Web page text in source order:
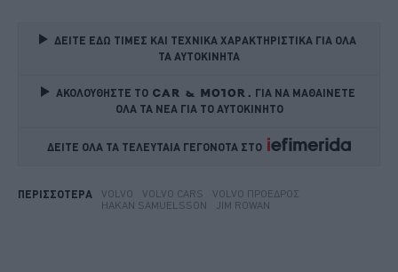
ΔΕΙΤΕ ΕΔΩ ΤΙΜΕΣ ΚΑΙ ΤΕΧΝΙΚΑ ΧΑΡΑΚΤΗΡΙΣΤΙΚΑ ΓΙΑ ΟΛΑ
ΤΑ ΑΥΤΟΚΙΝΗΤΑ
ΑΚΟΛΟΥΘΗΣΤΕ ΤΟ
ΓΙΑ ΝΑ ΜΑΘΑΙΝΕΤΕ
ΟΛΑ ΤΑ ΝΕΑ ΓΙΑ ΤΟ ΑΥΤΟΚΙΝΗΤΟ
ΔΕΙΤΕ ΟΛΑ ΤΑ ΤΕΛΕΥΤΑΙΑ ΓΕΓΟΝΟΤΑ ΣΤΟ
ΠΕΡΙΣΣΟΤΕΡΑ VOLVO VOLVO CARS
VOLVO ΠΡΌΕΔΡΟΣ
HAKAN SAMUELSSON
JIM ROWAN